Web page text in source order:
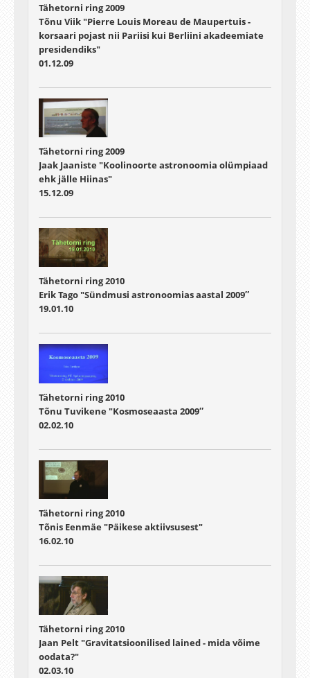
Tähetorni ring 2009
Tõnu Viik "Pierre Louis Moreau de Maupertuis -
korsaari pojast nii Pariisi kui Berliini akadeemiate
presidendiks"
01.12.09
Tähetorni ring 2009
Jaak Jaaniste "Koolinoorte astronoomia olümpiaad
ehk jälle Hiinas"
15.12.09
Tähetorni ring 2010
Erik Tago "Sündmusi astronoomias aastal 2009″
19.01.10
Tähetorni ring 2010
Tõnu Tuvikene "Kosmoseaasta 2009″
02.02.10
Tähetorni ring 2010
Tõnis Eenmäe "Päikese aktiivsusest"
16.02.10
Tähetorni ring 2010
Jaan Pelt "Gravitatsioonilised lained - mida võime
oodata?"
02.03.10